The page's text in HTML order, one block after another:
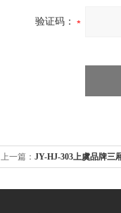
验证码：
上一篇： JY-HJ-303上虞品牌三